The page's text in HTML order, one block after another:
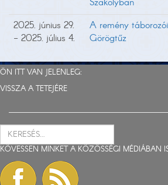
2025. június 29.
- 2025. július 4.
A remény
Görögtűz
ÖN ITT VAN JELENLEG:
VISSZA A TETEJÉRE
KÖVESSEN MINKET A KÖZÖSSÉGI MÉDIÁBAN